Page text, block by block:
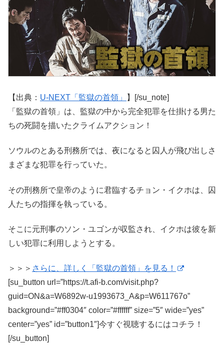
【出典： U-NEXT「監獄の首領」
】[/su_note]
「監獄の首領」は、監獄の中から完全犯罪を仕掛ける男た
ちの死闘を描いたクライムアクション！
ソウルのとある刑務所では、夜になると囚人が飛び出しさ
まざまな犯罪を行っていた。
その刑務所で皇帝のように君臨するチョン・イクホは、囚
人たちの指揮を執っている。
そこに元刑事のソン・ユゴンが収監され、イクホは彼を新
しい犯罪に利用しようとする。
＞＞＞ さらに、詳しく「監獄の首領」を見る！
[su_button url=”https://t.afi-b.com/visit.php?
guid=ON&a=W6892w-u1993673_A&p=W611767o”
background=”#ff0304″ color=”#ffffff” size=”5″ wide=”yes”
center=”yes” id=”button1″]今すぐ視聴するにはコチラ！
[/su_button]